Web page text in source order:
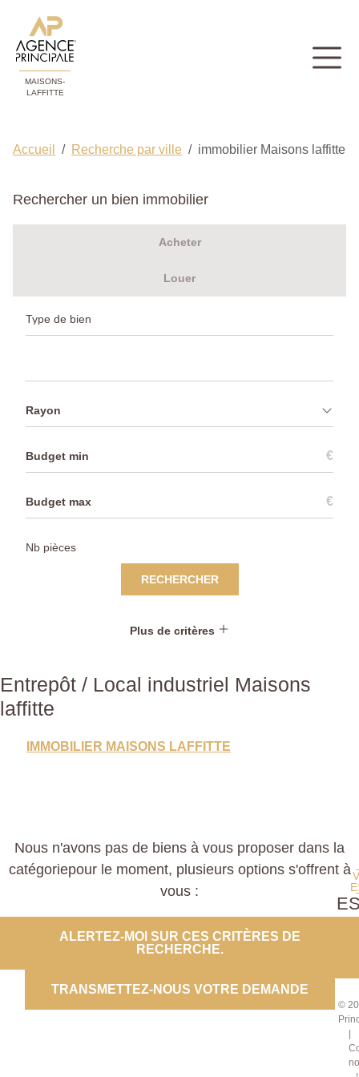
MAISONS-
LAFFITTE
Accueil Recherche par ville immobilier Maisons laffitte
Rechercher un bien immobilier
Acheter
Louer
Rayon
€
€
RECHERCHER
Plus de critères
Entrepôt / Local industriel Maisons
laffitte
IMMOBILIER MAISONS LAFFITTE
Nous n'avons pas de biens à vous proposer dans la
catégoriepour le moment, plusieurs options s'offrent à
vous :
ALERTEZ-MOI SUR CES CRITÈRES DE
RECHERCHE.
TRANSMETTEZ-NOUS VOTRE DEMANDE
©